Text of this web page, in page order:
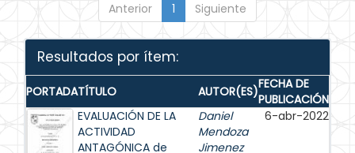
Anterior 1 Siguiente
Resultados por ítem:
PORTADATÍTULO AUTOR(ES)FECHA DE
PUBLICACIÓN
EVALUACIÓN DE LA
ACTIVIDAD
ANTAGÓNICA de
Daniel
Mendoza
Jimenez
6-abr-2022